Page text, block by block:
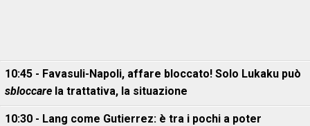
10:45 - Favasuli-Napoli, affare bloccato! Solo Lukaku può
sbloccare la trattativa, la situazione
10:30 - Lang come Gutierrez: è tra i pochi a poter